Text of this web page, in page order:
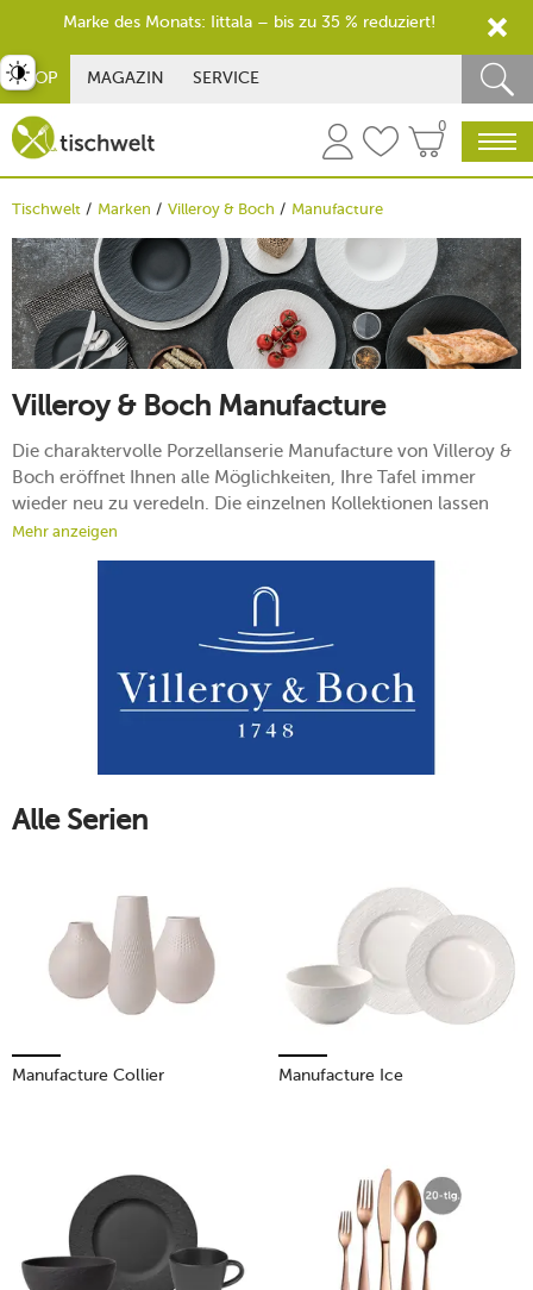
SHOP MAGAZIN SERVICE
0
Tischwelt Marken Villeroy & Boch Manufacture
Villeroy & Boch Manufacture
Die charaktervolle Porzellanserie Manufacture von Villeroy &
Boch eröffnet Ihnen alle Möglichkeiten, Ihre Tafel immer
wieder neu zu veredeln. Die einzelnen Kollektionen lassen
sich für jeden Anlass absolut stimmig miteinander
kombinieren. Setzen Sie zum Beispiel mitManufacture Rock
auf ausdrucksstarkes Porzellan,
Manufacture Rock Desert
zusätzlich mit markanten, vielfältigen Mustern. Die
Manufacture gris
wiederum bringen stilvolle Farbe auf den Tisch. Auch das
handbemalteManufacture Glowbesticht mit seinem
Kupferschimmer und strahlt so eine ganz besondere Wärme
Mehr anzeigen
Alle Serien
Manufacture Collier Manufacture Ice
umschalten
Marke des Monats: Iittala – bis zu 35 % reduziert!